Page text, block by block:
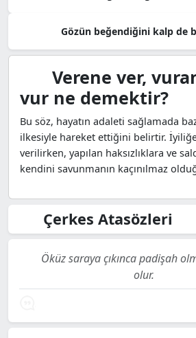
Gözün beğendiğini kalp de
Verene ver,
vur ne demektir?
Bu söz, hayatın adaleti sağlamada
ilkesiyle hareket ettiğini belirtir.
verilirken, yapılan haksızlıklara ve
kendini savunmanın kaçınılmaz
Çerkes Atasözleri
Öküz saraya çıkınca padişah
olur.